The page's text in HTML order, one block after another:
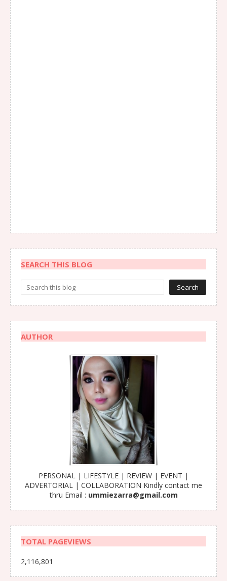
SEARCH THIS BLOG
AUTHOR
PERSONAL | LIFESTYLE | REVIEW | EVENT |
ADVERTORIAL | COLLABORATION Kindly contact me
thru Email : ummiezarra@gmail.com
TOTAL PAGEVIEWS
2,116,801